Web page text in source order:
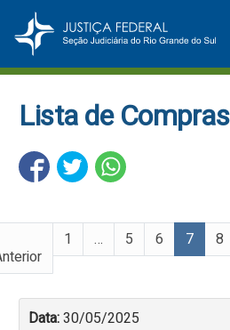
Lista de Compras
1 … 5 6 7 8
Data:30/05/2025